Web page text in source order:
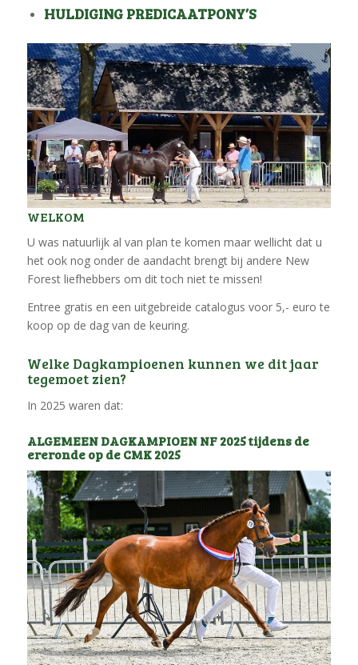
HULDIGING PREDICAATPONY’S
WELKOM
U was natuurlijk al van plan te komen maar wellicht dat u
het ook nog onder de aandacht brengt bij andere New
Forest liefhebbers om dit toch niet te missen!
Entree gratis en een uitgebreide catalogus voor 5,- euro te
koop op de dag van de keuring.
Welke Dagkampioenen kunnen we dit jaar
tegemoet zien?
In 2025 waren dat:
ALGEMEEN DAGKAMPIOEN NF 2025 tijdens de
ereronde op de CMK 2025